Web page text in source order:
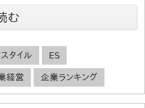
む
タイル ES
経営 企業ランキング